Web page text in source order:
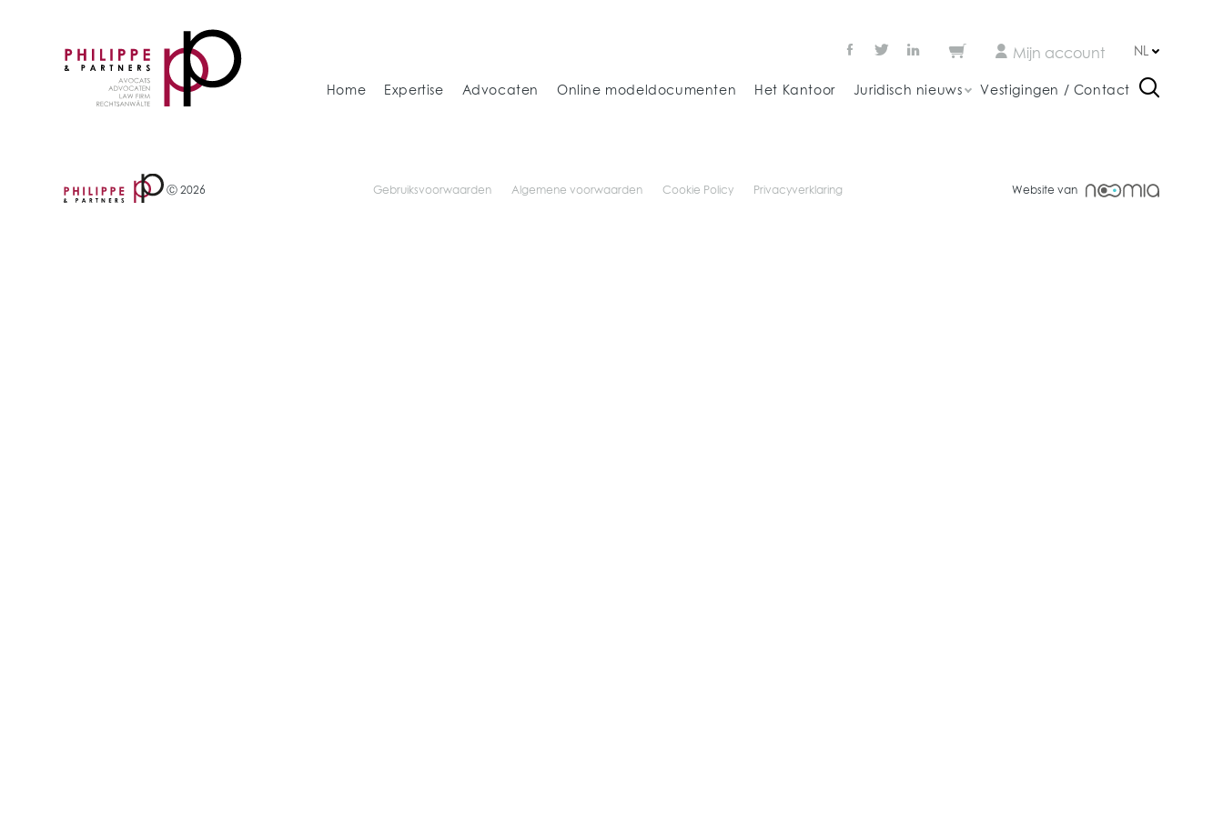
NL
Mijn account
Home Expertise Advocaten Online modeldocumenten Het Kantoor Juridisch nieuws Vestigingen / Contact
Ⓒ 2026 Gebruiksvoorwaarden Algemene voorwaarden Cookie Policy Privacyverklaring Website van